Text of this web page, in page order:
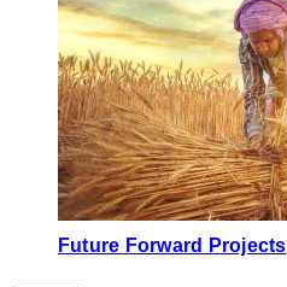
Future Forward Projects